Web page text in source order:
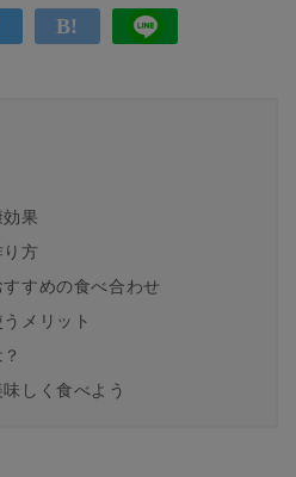
果
方
すめの食べ合わせ
メリット
しく食べよう